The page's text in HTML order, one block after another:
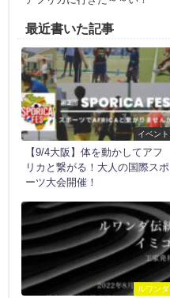
最近書いた記事
イベント
【9/4大阪】体を動かしてアフ
リカと繋がる！大人の国際スポ
ーツ大会開催！
ルワンダ